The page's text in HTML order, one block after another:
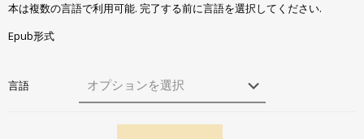
本は複数の言語で利用可能. 完了する前に言語を選択してください.
Epub形式
言語